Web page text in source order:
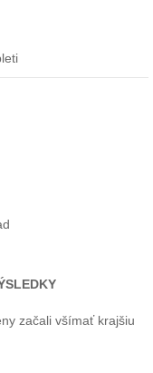
začali všímať krajšiu